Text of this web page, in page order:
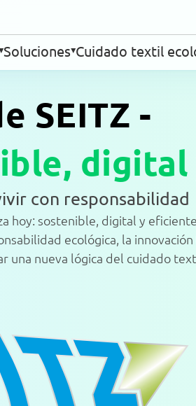
intervención
Soluciones Cuidado textil
SEITZ -
con responsabilidad
sostenible, digital y
ecológica, la
una nueva lógica del cuidado